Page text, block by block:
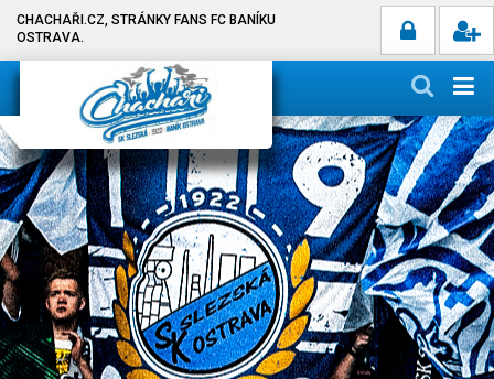
CHACHAŘI.CZ, STRÁNKY FANS FC BANÍKU
OSTRAVA.